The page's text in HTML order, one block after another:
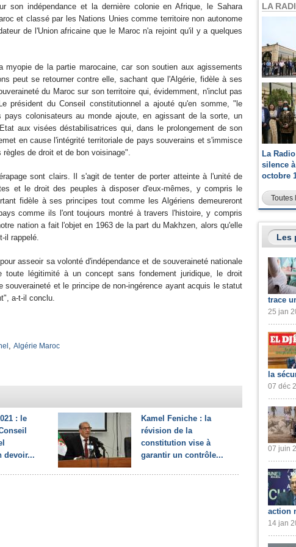
son indépendance et la dernière colonie en Afrique, le Sahara
et classé par les Nations Unies comme territoire non autonome
de l'Union africaine que le Maroc n'a rejoint qu'il y a quelques
de la partie marocaine, car son soutien aux agissements
peut se retourner contre elle, sachant que l'Algérie, fidèle à ses
du Maroc sur son territoire qui, évidemment, n'inclut pas
président du Conseil constitutionnel a ajouté qu'en somme, "le
pays colonisateurs au monde ajoute, en agissant de la sorte, un
aux visées déstabilisatrices qui, dans le prolongement de son
en cause l'intégrité territoriale de pays souverains et s'immisce
de droit et de bon voisinage".
sont clairs. Il s'agit de tenter de porter atteinte à l'unité de
et le droit des peuples à disposer d'eux-mêmes, y compris le
fidèle à ses principes tout comme les Algériens demeureront
comme ils l'ont toujours montré à travers l'histoire, y compris
nation a fait l'objet en 1963 de la part du Makhzen, alors qu'elle
il rappelé.
asseoir sa volonté d'indépendance et de souveraineté nationale
toute légitimité à un concept sans fondement juridique, le droit
souveraineté et le principe de non-ingérence ayant acquis le statut
a-t-il conclu.
, Algérie Maroc
: le
devoir...
Kamel Feniche : la
révision de la
constitution vise à
garantir un contrôle...
LA
La
silence
octobre
Toutes
Les
trace
25 jan
la
07 déc
07 juin
action
14 jan